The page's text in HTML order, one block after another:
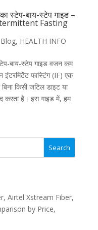
स्टेप-बाय-स्टेप गाइड –
Fasting
Blog, HEALTH INFO
बाय-स्टेप गाइड वजन कम
इंटरमिटेंट फास्टिंग (IF) एक
किसी जटिल डाइट या
करता है। इस गाइड में, हम
Search
Airtel Xstream Fiber,
by Price,